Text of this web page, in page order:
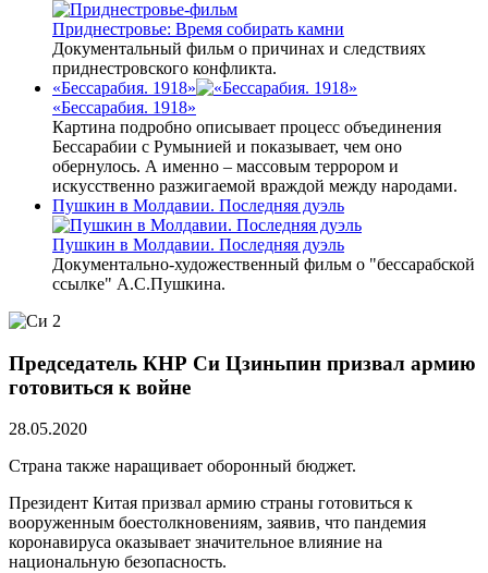
Приднестровье: Время собирать камни
Документальный фильм о причинах и следствиях
приднестровского конфликта.
«Бессарабия. 1918»
«Бессарабия. 1918»
Картина подробно описывает процесс объединения
Бессарабии с Румынией и показывает, чем оно
обернулось. А именно – массовым террором и
искусственно разжигаемой враждой между народами.
Пушкин в Молдавии. Последняя дуэль
Пушкин в Молдавии. Последняя дуэль
Документально-художественный фильм о "бессарабской
ссылке" А.С.Пушкина.
Председатель КНР Си Цзиньпин призвал армию
готовиться к войне
28.05.2020
Страна также наращивает оборонный бюджет.
Президент Китая призвал армию страны готовиться к
вооруженным боестолкновениям, заявив, что пандемия
коронавируса оказывает значительное влияние на
национальную безопасность.